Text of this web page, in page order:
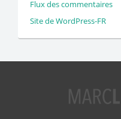
Flux des commentaires
Site de WordPress-FR